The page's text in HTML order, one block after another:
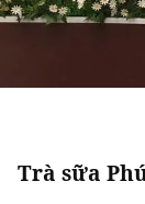
Trà sữa